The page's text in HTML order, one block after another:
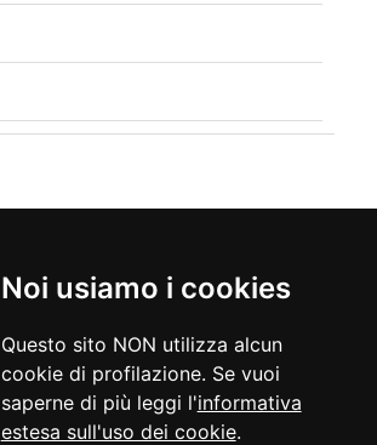
Noi usiamo i cookies
Questo sito NON utilizza alcun
cookie di profilazione. Se vuoi
saperne di più leggi l'informativa
estesa sull'uso dei cookie.